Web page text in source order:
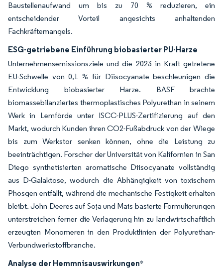
Baustellenaufwand um bis zu 70 % reduzieren, ein
entscheidender Vorteil angesichts anhaltenden
Fachkräftemangels.
ESG-getriebene Einführung biobasierter PU-Harze
Unternehmensemissionsziele und die 2023 in Kraft getretene
EU-Schwelle von 0,1 % für Diisocyanate beschleunigen die
Entwicklung biobasierter Harze. BASF brachte
biomassebilanziertes thermoplastisches Polyurethan in seinem
Werk in Lemförde unter ISCC-PLUS-Zertifizierung auf den
Markt, wodurch Kunden ihren CO2-Fußabdruck von der Wiege
bis zum Werkstor senken können, ohne die Leistung zu
beeinträchtigen. Forscher der Universität von Kalifornien in San
Diego synthetisierten aromatische Diisocyanate vollständig
aus D-Galaktose, wodurch die Abhängigkeit von toxischem
Phosgen entfällt, während die mechanische Festigkeit erhalten
bleibt. John Deeres auf Soja und Mais basierte Formulierungen
unterstreichen ferner die Verlagerung hin zu landwirtschaftlich
erzeugten Monomeren in den Produktlinien der Polyurethan-
Verbundwerkstoffbranche.
Analyse der Hemmnisauswirkungen*